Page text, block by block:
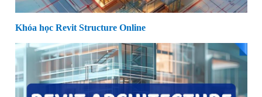
Khóa học Revit Structure Online